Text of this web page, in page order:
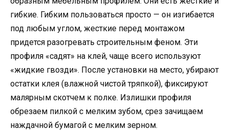
гибкие. Гибким пользоваться просто — он изгибается
под любым углом, жесткие перед монтажом
придется разогревать строительным феном. Эти
профиля «садят» на клей, чаще всего используют
«жидкие гвозди». После установки на место, убирают
остатки клея (влажной чистой тряпкой), фиксируют
малярным скотчем к полке. Излишки профиля
обрезаем пилкой с мелким зубом, срез зачищаем
наждачной бумагой с мелким зерном.